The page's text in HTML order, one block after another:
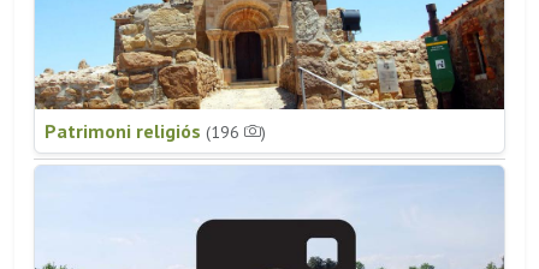
Patrimoni religiós (196 )